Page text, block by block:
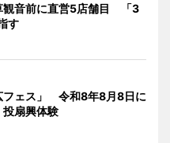
観音前に直営5店舗目 「3
す
フェス」 令和8年8月8日に
扇興体験